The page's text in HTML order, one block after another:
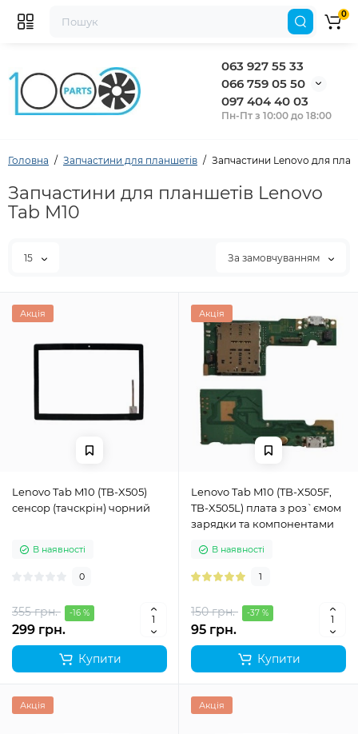
063 927 55 33
066 759 05 50
097 404 40 03
Пн-Пт з 10:00 до 18:00
0
Головна Запчастини для планшетів Запчастини Lenovo для
Запчастини для планшетів Lenovo
Tab M10
15 За замовчуванням
Акція
Lenovo Tab M10 (TB-X505)
сенсор (тачскрін) чорний
В наявності
0
355 грн. -16 %
299 грн.
Купити
Акція
Lenovo Tab M10 (TB-X505F,
TB-X505L) плата з роз`ємом
зарядки та компонентами
В наявності
1
150 грн. -37 %
95 грн.
Купити
Акція Акція